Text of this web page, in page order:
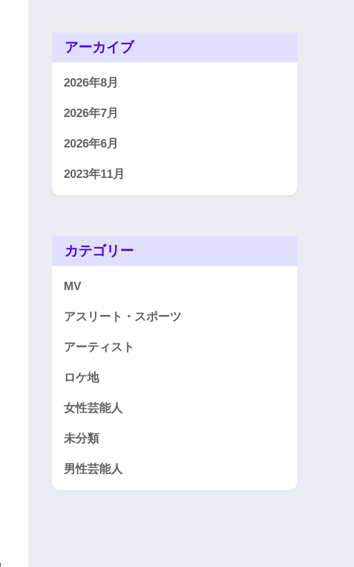
アーカイブ
2026年8月
2026年7月
2026年6月
2023年11月
カテゴリー
MV
アスリート・スポーツ
アーティスト
ロケ地
女性芸能人
未分類
男性芸能人